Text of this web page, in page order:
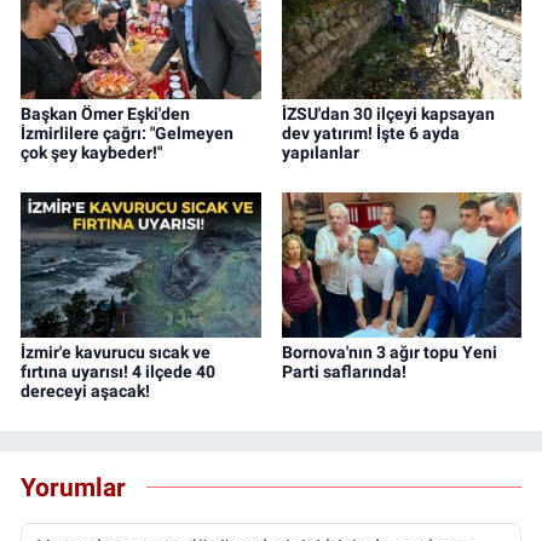
Başkan Ömer Eşki'den
İzmirlilere çağrı: "Gelmeyen
çok şey kaybeder!"
İZSU'dan 30 ilçeyi kapsayan
dev yatırım! İşte 6 ayda
yapılanlar
İzmir'e kavurucu sıcak ve
fırtına uyarısı! 4 ilçede 40
dereceyi aşacak!
Bornova'nın 3 ağır topu Yeni
Parti saflarında!
Yorumlar